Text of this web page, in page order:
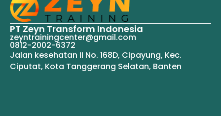
PT Zeyn Transform Indonesia
zeyntrainingcenter@gmail.com
0812-2002-6372
Jalan kesehatan II No. 168D, Cipayung, Kec.
Ciputat, Kota Tanggerang Selatan, Banten